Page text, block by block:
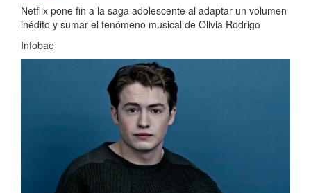
Netflix pone fin a la saga adolescente al adaptar un volumen
inédito y sumar el fenómeno musical de Olivia Rodrigo
Infobae